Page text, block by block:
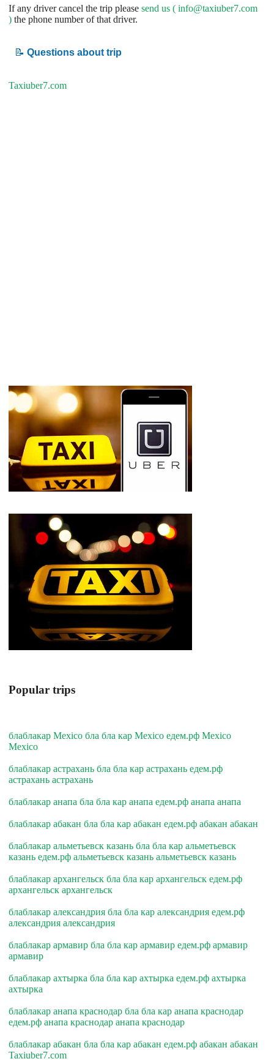
If any driver cancel the trip please send us ( info@taxiuber7.com
) the phone number of that driver.
📝 Questions about trip
Taxiuber7.com
Popular trips
блаблакар Mexico бла бла кар Mexico едем.рф Mexico
Mexico
блаблакар астрахань бла бла кар астрахань едем.рф
астрахань астрахань
блаблакар анапа бла бла кар анапа едем.рф анапа анапа
блаблакар абакан бла бла кар абакан едем.рф абакан абакан
блаблакар альметьевск казань бла бла кар альметьевск
казань едем.рф альметьевск казань альметьевск казань
блаблакар архангельск бла бла кар архангельск едем.рф
архангельск архангельск
блаблакар александрия бла бла кар александрия едем.рф
александрия александрия
блаблакар армавир бла бла кар армавир едем.рф армавир
армавир
блаблакар ахтырка бла бла кар ахтырка едем.рф ахтырка
ахтырка
блаблакар анапа краснодар бла бла кар анапа краснодар
едем.рф анапа краснодар анапа краснодар
блаблакар абакан бла бла кар абакан едем.рф абакан абакан
Taxiuber7.com